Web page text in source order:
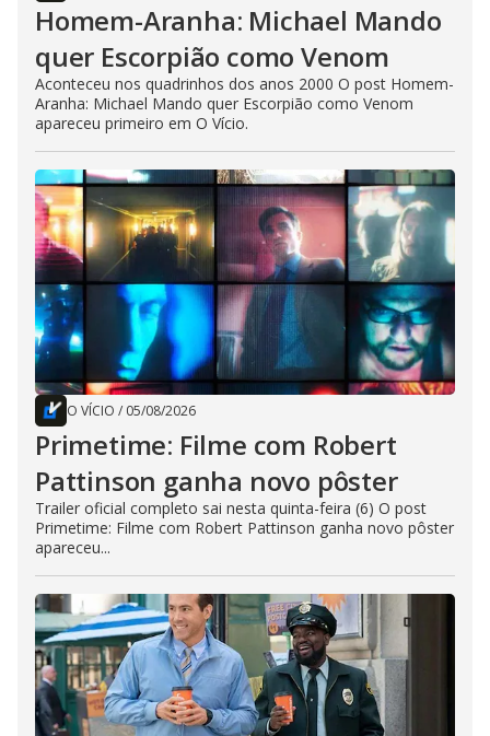
Homem-Aranha: Michael Mando
quer Escorpião como Venom
Aconteceu nos quadrinhos dos anos 2000 O post Homem-
Aranha: Michael Mando quer Escorpião como Venom
apareceu primeiro em O Vício.
O VÍCIO / 05/08/2026
Primetime: Filme com Robert
Pattinson ganha novo pôster
Trailer oficial completo sai nesta quinta-feira (6) O post
Primetime: Filme com Robert Pattinson ganha novo pôster
apareceu...